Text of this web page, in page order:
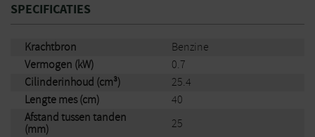
SPECIFICATIES
Krachtbron
Benzine
Vermogen (kW)
0.7
Cilinderinhoud (cm³)
25.4
Lengte mes (cm)
40
Afstand tussen tanden
(mm)
25